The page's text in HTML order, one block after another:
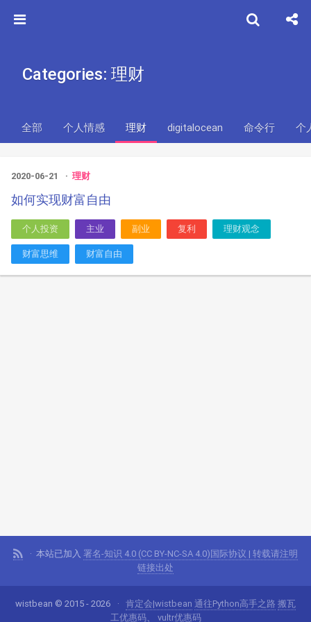
Categories: 理财
全部 个人情感 理财 digitalocean 命令行 个
2020-06-21 理财
如何实现财富自由
个人投资 主业 副业 复利 理财观念
财富思维 财富自由
本站已加入 署名-知识 4.0 (CC BY-NC-SA 4.0)国际协议 | 转载请注明
链接出处
wistbean © 2015 - 2026 肯定会|wistbean 通往Python高手之路 搬瓦
工优惠码、 vultr优惠码